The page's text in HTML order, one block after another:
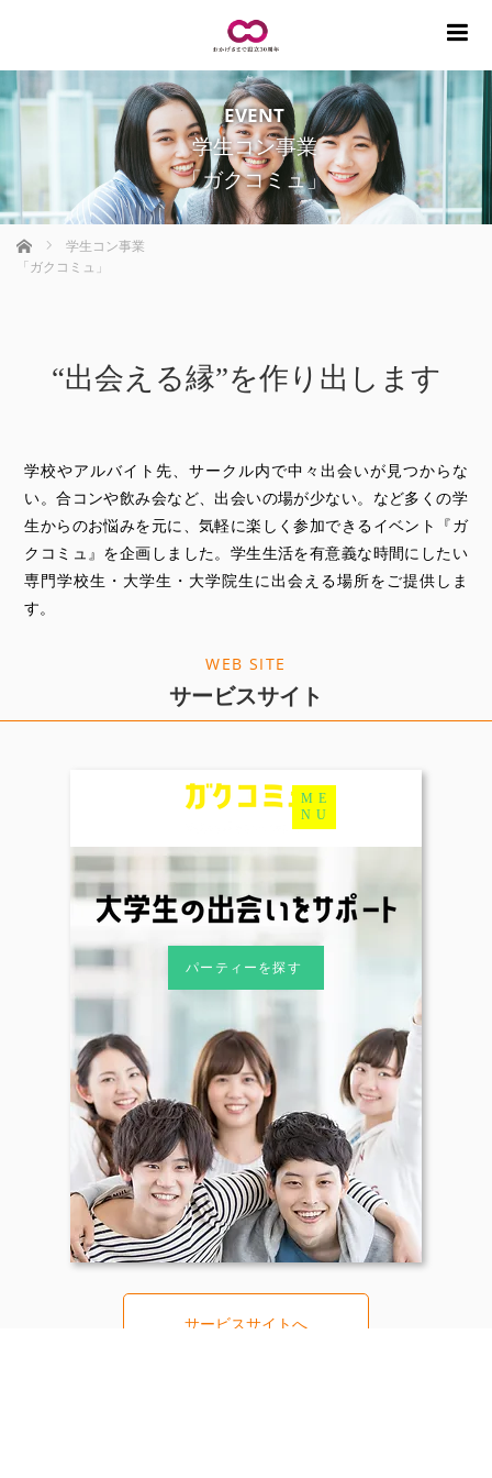
EVENT
学生コン事業
「ガクコミュ」
ホーム
学生コン事業
「ガクコミュ」
“出会える縁”を作り出します
学校やアルバイト先、サークル内で中々出会いが見つからな
い。合コンや飲み会など、出会いの場が少ない。など多くの学
生からのお悩みを元に、気軽に楽しく参加できるイベント『ガ
クコミュ』を企画しました。学生生活を有意義な時間にしたい
専門学校生・大学生・大学院生に出会える場所をご提供しま
す。
WEB SITE
サービスサイト
サービスサイトへ